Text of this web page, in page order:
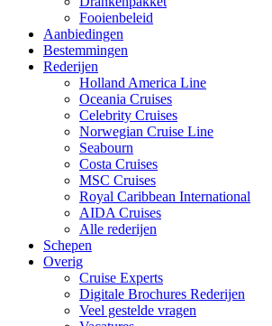
Fooienbeleid
Aanbiedingen
Bestemmingen
Rederijen
Holland America Line
Oceania Cruises
Celebrity Cruises
Norwegian Cruise Line
Seabourn
Costa Cruises
MSC Cruises
Royal Caribbean International
AIDA Cruises
Alle rederijen
Schepen
Overig
Cruise Experts
Digitale Brochures Rederijen
Veel gestelde vragen